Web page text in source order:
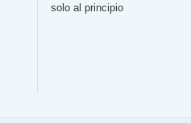
a
solo al principio